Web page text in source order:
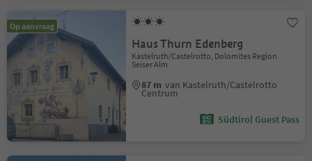
Op aanvraag
Haus Thurn Edenberg
Kastelruth/Castelrotto, Dolomites Region
Seiser Alm
87 m van Kastelruth/Castelrotto
Centrum
Südtirol Guest Pass